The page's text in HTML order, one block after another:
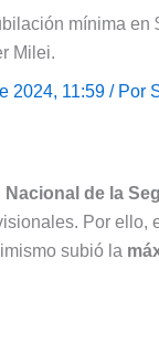
mínima
Milei.
2024, 11:59 / Por
de la
Por ello,
subió la